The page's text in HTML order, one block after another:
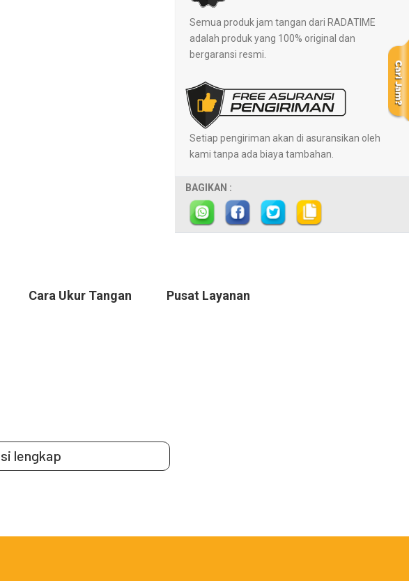
Semua produk jam tangan dari RADATIME
adalah produk yang 100% original dan
bergaransi resmi.
Setiap pengiriman akan di asuransikan oleh
kami tanpa ada biaya tambahan.
BAGIKAN :
Cara Ukur Tangan Pusat Layanan
lengkap